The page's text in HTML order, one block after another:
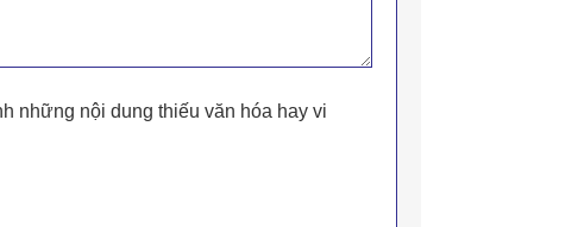
những nội dung thiếu văn hóa hay vi